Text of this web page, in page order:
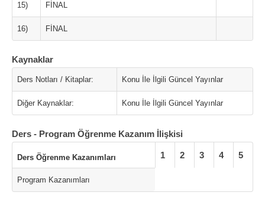
15) FİNAL
16) FİNAL
Kaynaklar
Ders Notları / Kitaplar: Konu İle İlgili Güncel Yayınlar
Diğer Kaynaklar: Konu İle İlgili Güncel Yayınlar
Ders - Program Öğrenme Kazanım İlişkisi
Ders Öğrenme Kazanımları 1 2 3 4 5
Program Kazanımları